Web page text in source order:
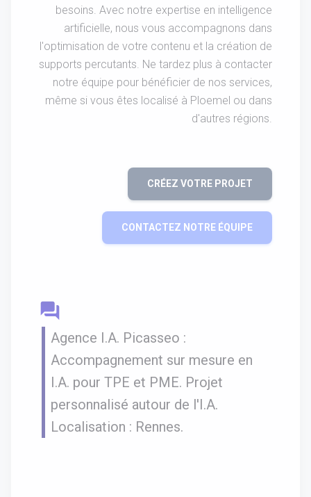
besoins. Avec notre expertise en intelligence
artificielle, nous vous accompagnons dans
l'optimisation de votre contenu et la création de
supports percutants. Ne tardez plus à contacter
notre équipe pour bénéficier de nos services,
même si vous êtes localisé à Ploemel ou dans
d'autres régions.
CRÉEZ VOTRE PROJET
CONTACTEZ NOTRE ÉQUIPE
question_answer
Agence I.A. Picasseo :
Accompagnement sur mesure en
I.A. pour TPE et PME. Projet
personnalisé autour de l'I.A.
Localisation : Rennes.